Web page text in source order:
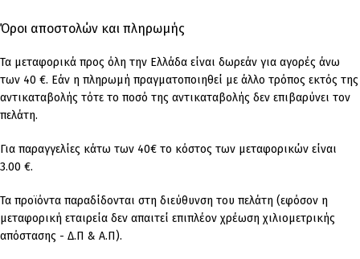
Όροι αποστολών και πληρωμής
Τα μεταφορικά προς όλη την Ελλάδα είναι δωρεάν για αγορές άνω
των 40 €. Εάν η πληρωμή πραγματοποιηθεί με άλλο τρόπος εκτός της
αντικαταβολής τότε το ποσό της αντικαταβολής δεν επιβαρύνει τον
πελάτη.
Για παραγγελίες κάτω των 40€ το κόστος των μεταφορικών είναι
3.00 €.
Τα προϊόντα παραδίδονται στη διεύθυνση του πελάτη (εφόσον η
μεταφορική εταιρεία δεν απαιτεί επιπλέον χρέωση χιλιομετρικής
απόστασης - Δ.Π & Α.Π).